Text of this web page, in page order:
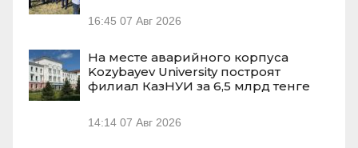
16:45 07 Авг 2026
На месте аварийного корпуса
Kozybayev University построят
филиал КазНУИ за 6,5 млрд тенге
14:14 07 Авг 2026